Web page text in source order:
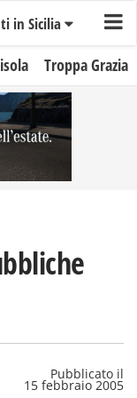
in Sicilia
Troppa Grazia
Pubblicato il
15 febbraio 2005